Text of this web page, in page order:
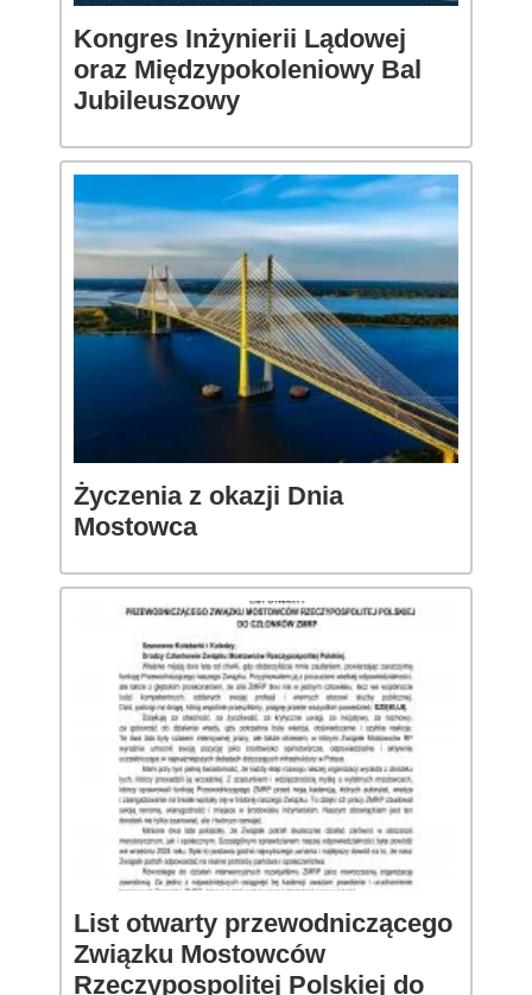
Kongres Inżynierii Lądowej
oraz Międzypokoleniowy Bal
Jubileuszowy
Życzenia z okazji Dnia
Mostowca
List otwarty przewodniczącego
Związku Mostowców
Rzeczypospolitej Polskiej do